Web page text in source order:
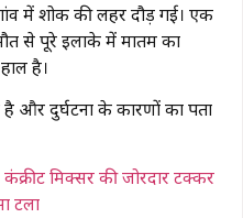
में शोक की लहर दौड़ गई। एक
से पूरे इलाके में मातम का
है।
और दुर्घटना के कारणों का पता
मिक्सर की जोरदार टक्कर
टला